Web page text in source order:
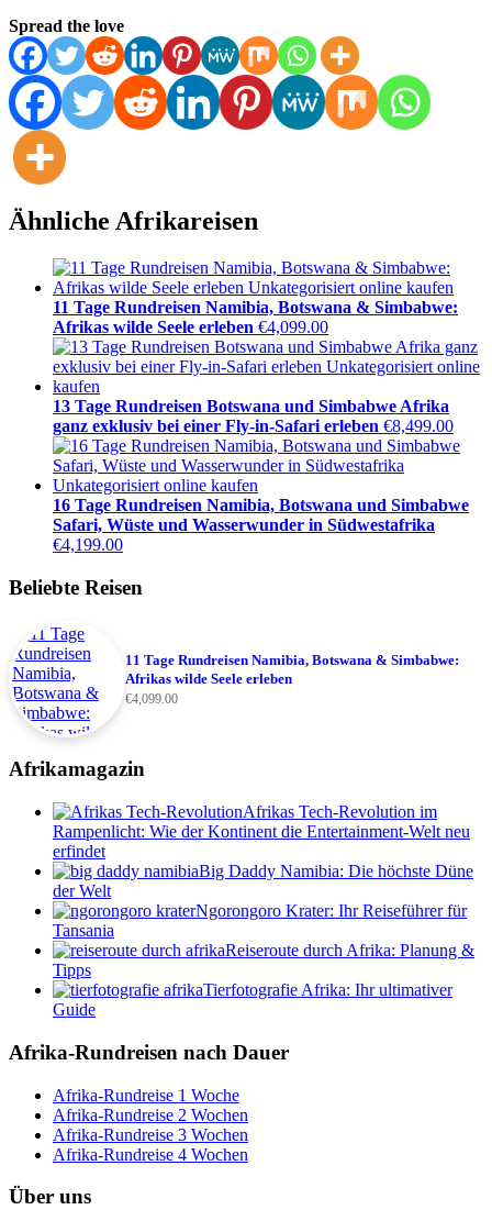
Spread the love
Ähnliche Afrikareisen
11 Tage Rundreisen Namibia, Botswana & Simbabwe:
Afrikas wilde Seele erleben €4,099.00
13 Tage Rundreisen Botswana und Simbabwe Afrika
ganz exklusiv bei einer Fly-in-Safari erleben €8,499.00
16 Tage Rundreisen Namibia, Botswana und Simbabwe
Safari, Wüste und Wasserwunder in Südwestafrika
€4,199.00
Beliebte Reisen
11 Tage Rundreisen Namibia, Botswana & Simbabwe:
Afrikas wilde Seele erleben
€4,099.00
Afrikamagazin
Afrikas Tech-Revolution im
Rampenlicht: Wie der Kontinent die Entertainment-Welt neu
erfindet
Big Daddy Namibia: Die höchste Düne
der Welt
Ngorongoro Krater: Ihr Reiseführer für
Tansania
Reiseroute durch Afrika: Planung &
Tipps
Tierfotografie Afrika: Ihr ultimativer
Guide
Afrika-Rundreisen nach Dauer
Afrika-Rundreise 1 Woche
Afrika-Rundreise 2 Wochen
Afrika-Rundreise 3 Wochen
Afrika-Rundreise 4 Wochen
Über uns